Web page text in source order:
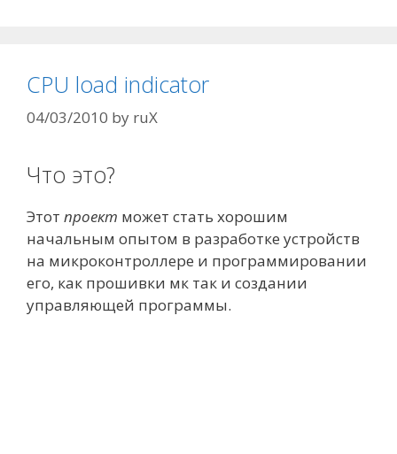
CPU load indicator
04/03/2010 by ruX
Что это?
Этот проект может стать хорошим
начальным опытом в разработке устройств
на микроконтроллере и программировании
его, как прошивки мк так и создании
управляющей программы.